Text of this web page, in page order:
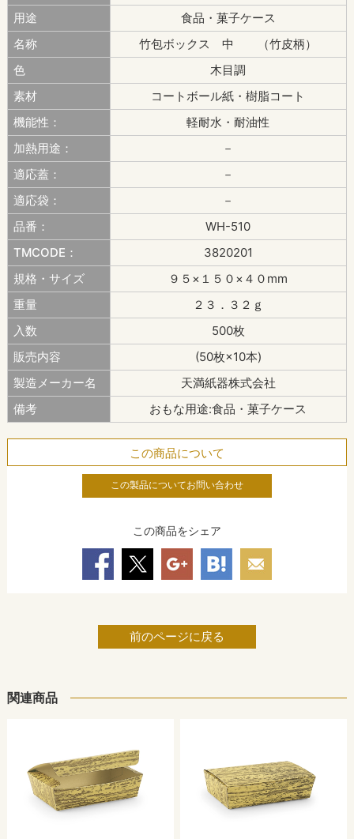
用途
食品・菓子ケース
名称
竹包ボックス 中 （竹皮柄）
色
木目調
素材
コートボール紙・樹脂コート
機能性：
軽耐水・耐油性
加熱用途：
－
適応蓋：
－
適応袋：
－
品番：
WH-510
TMCODE：
3820201
規格・サイズ
９５×１５０×４０mm
重量
２３．３２ｇ
入数
500枚
販売内容
(50枚×10本)
製造メーカー名
天満紙器株式会社
備考
おもな用途:食品・菓子ケース
この商品について
この製品についてお問い合わせ
この商品をシェア
前のページに戻る
関連商品